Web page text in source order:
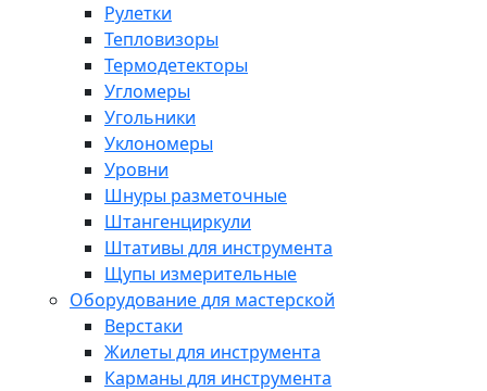
Рулетки
Тепловизоры
Термодетекторы
Угломеры
Угольники
Уклономеры
Уровни
Шнуры разметочные
Штангенциркули
Штативы для инструмента
Щупы измерительные
Оборудование для мастерской
Верстаки
Жилеты для инструмента
Карманы для инструмента